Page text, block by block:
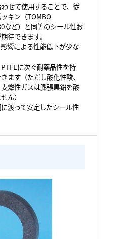
せて使用することで、従
キン（TOMBO
など）と同等のシール性お
待できます。
響による性能低下が少な
に次ぐ耐薬品性を持
ます（ただし酸化性酸、
燃性ガスは膨張黒鉛を酸
ん）
渡って安定したシール性